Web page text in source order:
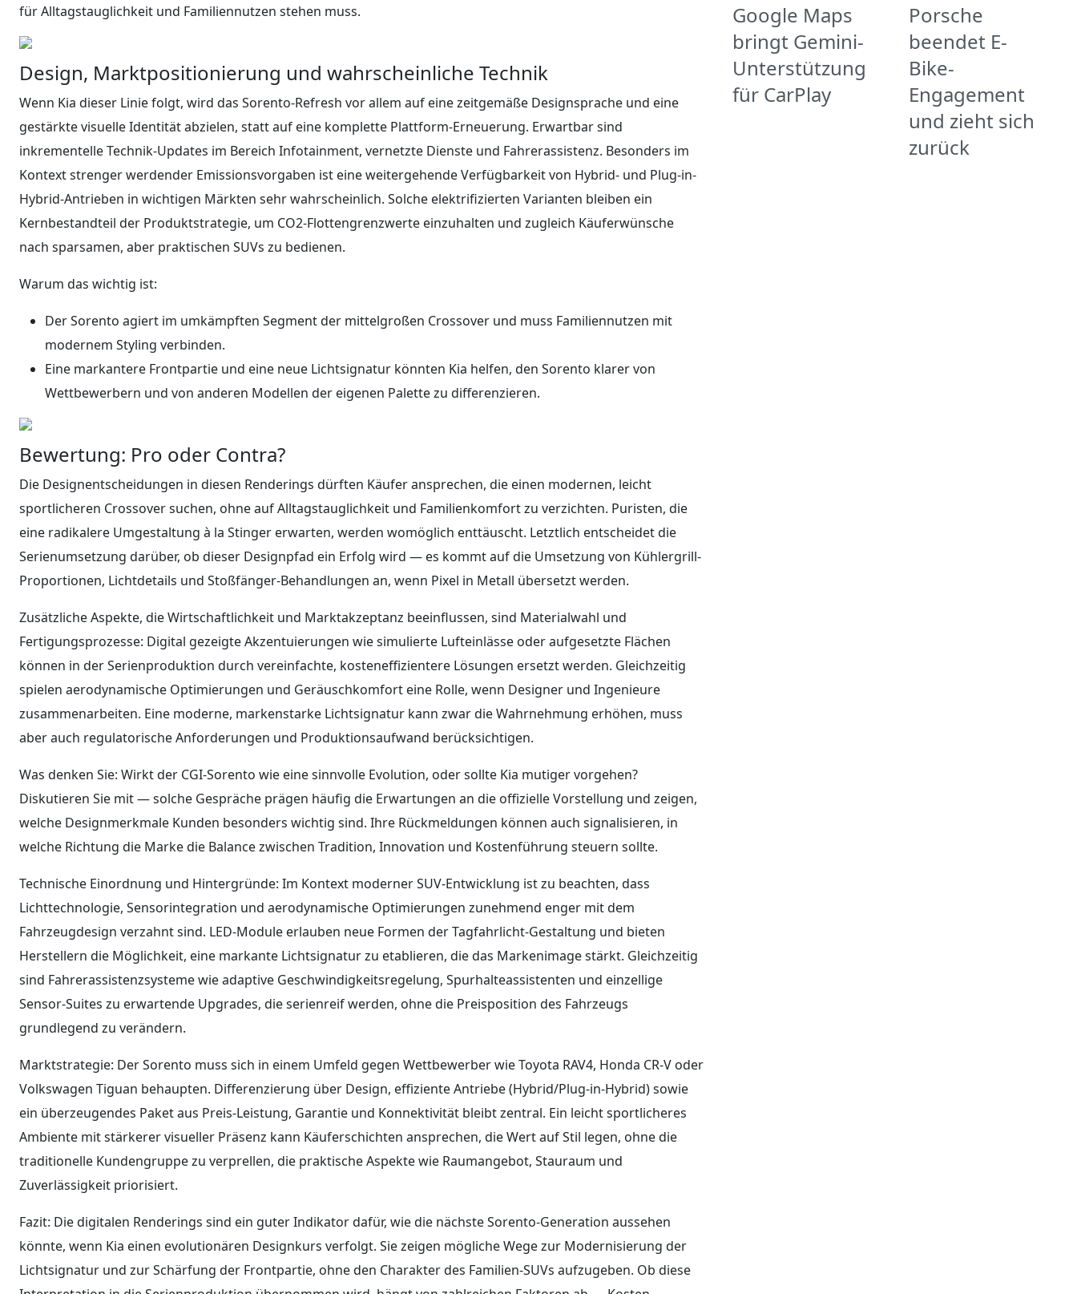
für Alltagstauglichkeit und Familiennutzen stehen muss.
Design, Marktpositionierung und wahrscheinliche Technik
Wenn Kia dieser Linie folgt, wird das Sorento-Refresh vor allem auf eine zeitgemäße Designsprache und eine
gestärkte visuelle Identität abzielen, statt auf eine komplette Plattform-Erneuerung. Erwartbar sind
inkrementelle Technik-Updates im Bereich Infotainment, vernetzte Dienste und Fahrerassistenz. Besonders im
Kontext strenger werdender Emissionsvorgaben ist eine weitergehende Verfügbarkeit von Hybrid- und Plug-in-
Hybrid-Antrieben in wichtigen Märkten sehr wahrscheinlich. Solche elektrifizierten Varianten bleiben ein
Kernbestandteil der Produktstrategie, um CO2-Flottengrenzwerte einzuhalten und zugleich Käuferwünsche
nach sparsamen, aber praktischen SUVs zu bedienen.
Warum das wichtig ist:
Der Sorento agiert im umkämpften Segment der mittelgroßen Crossover und muss Familiennutzen mit
modernem Styling verbinden.
Eine markantere Frontpartie und eine neue Lichtsignatur könnten Kia helfen, den Sorento klarer von
Wettbewerbern und von anderen Modellen der eigenen Palette zu differenzieren.
Bewertung: Pro oder Contra?
Die Designentscheidungen in diesen Renderings dürften Käufer ansprechen, die einen modernen, leicht
sportlicheren Crossover suchen, ohne auf Alltagstauglichkeit und Familienkomfort zu verzichten. Puristen, die
eine radikalere Umgestaltung à la Stinger erwarten, werden womöglich enttäuscht. Letztlich entscheidet die
Serienumsetzung darüber, ob dieser Designpfad ein Erfolg wird — es kommt auf die Umsetzung von Kühlergrill-
Proportionen, Lichtdetails und Stoßfänger-Behandlungen an, wenn Pixel in Metall übersetzt werden.
Zusätzliche Aspekte, die Wirtschaftlichkeit und Marktakzeptanz beeinflussen, sind Materialwahl und
Fertigungsprozesse: Digital gezeigte Akzentuierungen wie simulierte Lufteinlässe oder aufgesetzte Flächen
können in der Serienproduktion durch vereinfachte, kosteneffizientere Lösungen ersetzt werden. Gleichzeitig
spielen aerodynamische Optimierungen und Geräuschkomfort eine Rolle, wenn Designer und Ingenieure
zusammenarbeiten. Eine moderne, markenstarke Lichtsignatur kann zwar die Wahrnehmung erhöhen, muss
aber auch regulatorische Anforderungen und Produktionsaufwand berücksichtigen.
Was denken Sie: Wirkt der CGI-Sorento wie eine sinnvolle Evolution, oder sollte Kia mutiger vorgehen?
Diskutieren Sie mit — solche Gespräche prägen häufig die Erwartungen an die offizielle Vorstellung und zeigen,
welche Designmerkmale Kunden besonders wichtig sind. Ihre Rückmeldungen können auch signalisieren, in
welche Richtung die Marke die Balance zwischen Tradition, Innovation und Kostenführung steuern sollte.
Technische Einordnung und Hintergründe: Im Kontext moderner SUV-Entwicklung ist zu beachten, dass
Lichttechnologie, Sensorintegration und aerodynamische Optimierungen zunehmend enger mit dem
Fahrzeugdesign verzahnt sind. LED-Module erlauben neue Formen der Tagfahrlicht-Gestaltung und bieten
Herstellern die Möglichkeit, eine markante Lichtsignatur zu etablieren, die das Markenimage stärkt. Gleichzeitig
sind Fahrerassistenzsysteme wie adaptive Geschwindigkeitsregelung, Spurhalteassistenten und einzellige
Sensor-Suites zu erwartende Upgrades, die serienreif werden, ohne die Preisposition des Fahrzeugs
grundlegend zu verändern.
Marktstrategie: Der Sorento muss sich in einem Umfeld gegen Wettbewerber wie Toyota RAV4, Honda CR-V oder
Volkswagen Tiguan behaupten. Differenzierung über Design, effiziente Antriebe (Hybrid/Plug-in-Hybrid) sowie
ein überzeugendes Paket aus Preis-Leistung, Garantie und Konnektivität bleibt zentral. Ein leicht sportlicheres
Ambiente mit stärkerer visueller Präsenz kann Käuferschichten ansprechen, die Wert auf Stil legen, ohne die
traditionelle Kundengruppe zu verprellen, die praktische Aspekte wie Raumangebot, Stauraum und
Zuverlässigkeit priorisiert.
Fazit: Die digitalen Renderings sind ein guter Indikator dafür, wie die nächste Sorento-Generation aussehen
könnte, wenn Kia einen evolutionären Designkurs verfolgt. Sie zeigen mögliche Wege zur Modernisierung der
Lichtsignatur und zur Schärfung der Frontpartie, ohne den Charakter des Familien-SUVs aufzugeben. Ob diese
Google Maps
bringt Gemini-
Unterstützung
für CarPlay
Porsche
beendet E-
Bike-
Engagement
und zieht sich
zurück